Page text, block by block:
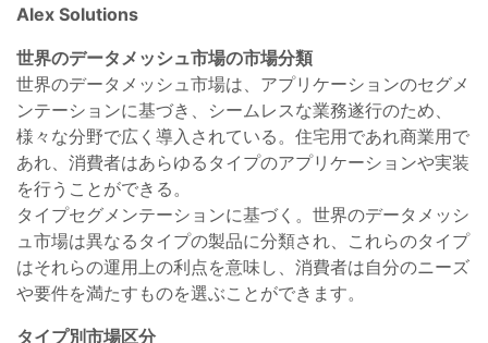
Alex Solutions
世界のデータメッシュ市場の市場分類
世界のデータメッシュ市場は、アプリケーションのセグメ
ンテーションに基づき、シームレスな業務遂行のため、
様々な分野で広く導入されている。住宅用であれ商業用で
あれ、消費者はあらゆるタイプのアプリケーションや実装
を行うことができる。
タイプセグメンテーションに基づく。世界のデータメッシ
ュ市場は異なるタイプの製品に分類され、これらのタイプ
はそれらの運用上の利点を意味し、消費者は自分のニーズ
や要件を満たすものを選ぶことができます。
タイプ別市場区分